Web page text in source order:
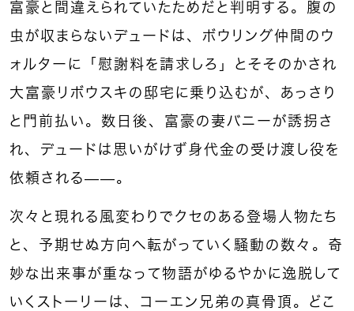
富豪と間違えられていたためだと判明する。腹の
虫が収まらないデュードは、ボウリング仲間のウ
ォルターに「慰謝料を請求しろ」とそそのかされ
大富豪リボウスキの邸宅に乗り込むが、あっさり
と門前払い。数日後、富豪の妻バニーが誘拐さ
れ、デュードは思いがけず身代金の受け渡し役を
依頼される——。
次々と現れる風変わりでクセのある登場人物たち
と、予期せぬ方向へ転がっていく騒動の数々。奇
妙な出来事が重なって物語がゆるやかに逸脱して
いくストーリーは、コーエン兄弟の真骨頂。どこ